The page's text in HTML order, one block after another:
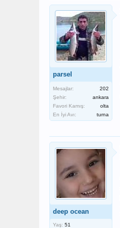
parsel
Mesajlar:
202
Şehir:
ankara
Favori Kamış:
olta
En İyi Avı:
turna
deep ocean
Yaş: 51